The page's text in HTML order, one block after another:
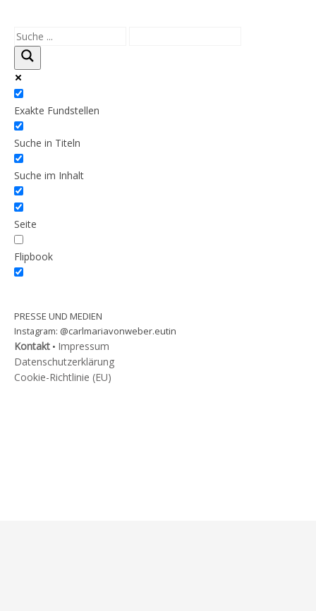
Exakte Fundstellen
Suche in Titeln
Suche im Inhalt
Seite
Flipbook
PRESSE UND MEDIEN
Instagram: @carlmariavonweber.eutin
Kontakt • Impressum
Datenschutzerklärung
Cookie-Richtlinie (EU)